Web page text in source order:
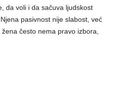
da voli i da sačuva ljudskost
pasivnost nije slabost, već
često nema pravo izbora,